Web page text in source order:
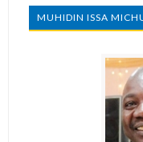
MUHIDIN ISSA